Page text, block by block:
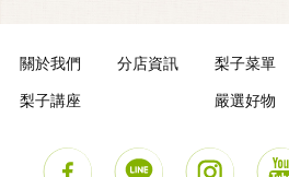
關於我們 分店資訊 梨子菜單
梨子講座 嚴選好物